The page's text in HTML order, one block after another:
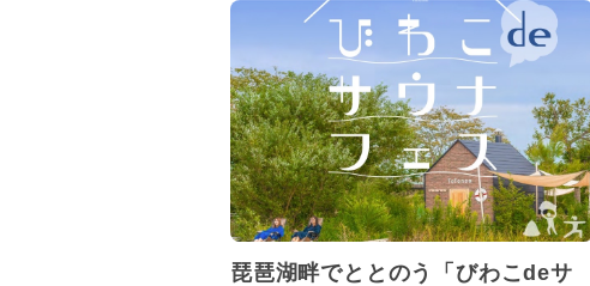
琵琶湖畔でととのう「びわこdeサ